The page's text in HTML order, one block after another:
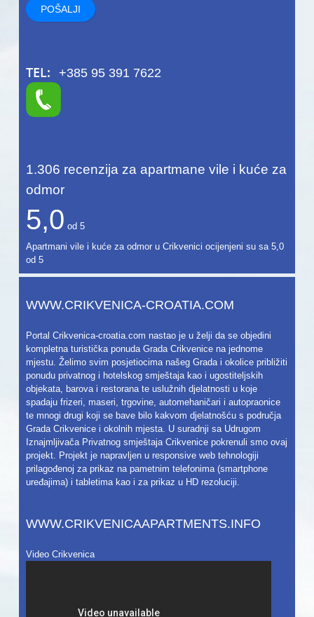
TEL: +385 95 391 7622
1.306 recenzija za apartmane vile i kuće za
odmor
5,0 od 5
Apartmani vile i kuće za odmor u Crikvenici ocijenjeni su sa 5,0
od 5
WWW.CRIKVENICA-CROATIA.COM
Portal Crikvenica-croatia.com nastao je u želji da se objedini
kompletna turistička ponuda Grada Crikvenice na jednome
mjestu. Želimo svim posjetiocima našeg Grada i okolice približiti
ponudu privatnog i hotelskog smještaja kao i ugostiteljskih
objekata, barova i restorana te uslužnih djelatnosti u koje
spadaju frizeri, maseri, trgovine, automehaničari i autopraonice
te mnogi drugi koji se bave bilo kakvom djelatnošću s područja
Grada Crikvenice i okolnih mjesta. U suradnji sa Udrugom
Iznajmljivača Privatnog smještaja Crikvenice pokrenuli smo ovaj
projekt. Projekt je napravljen u responsive web tehnologiji
prilagođenoj za prikaz na pametnim telefonima (smartphone
uređajima) i tabletima kao i za prikaz u HD rezoluciji.
WWW.CRIKVENICAAPARTMENTS.INFO
Video Crikvenica